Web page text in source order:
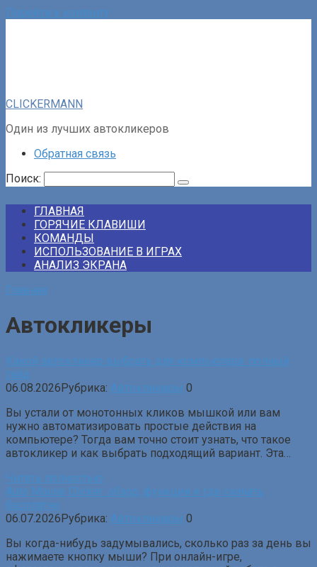
Перейти к контенту
CLICKERMANN
Один из лучших автокликеров
Обратная связь
Поиск:
ГЛАВНАЯ
ГОРЯЧИЕ КЛАВИШИ
КОМАНДЫ
ИСПОЛЬЗОВАНИЕ В ИГРАХ
АНАЛИЗ ЭКРАНА
Главная
Автокликеры
Какой автокликер выбрать для компьютера: полный
гайд
06.08.2026Рубрика: Автокликеры 0
Вы устали от монотонных кликов мышкой или вам
нужно автоматизировать простые действия на
компьютере? Тогда вам точно стоит узнать, что такое
автокликер и как выбрать подходящий вариант. Эта…
Читать полностью
Auto Mouse Clicker: обзор, функции и где скачать
бесплатно
06.07.2026Рубрика: Автокликеры 0
Вы когда-нибудь задумывались, сколько раз за день вы
нажимаете кнопку мыши? При онлайн-игре,